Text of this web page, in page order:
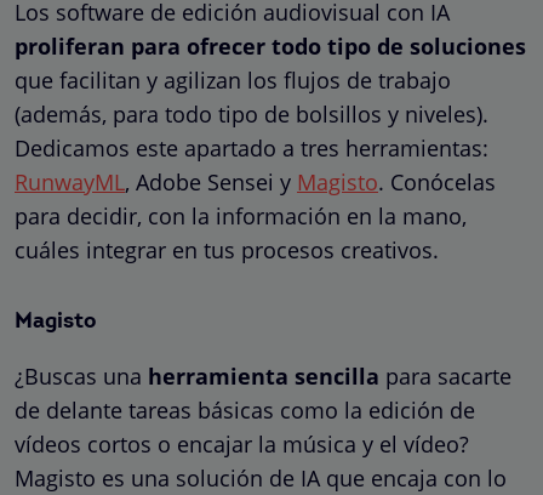
Los software de edición audiovisual con IA
proliferan para ofrecer todo tipo de soluciones
que facilitan y agilizan los flujos de trabajo
(además, para todo tipo de bolsillos y niveles).
Dedicamos este apartado a tres herramientas:
RunwayML, Adobe Sensei y Magisto. Conócelas
para decidir, con la información en la mano,
cuáles integrar en tus procesos creativos.
Magisto
¿Buscas una herramienta sencilla para sacarte
de delante tareas básicas como la edición de
vídeos cortos o encajar la música y el vídeo?
Magisto es una solución de IA que encaja con lo